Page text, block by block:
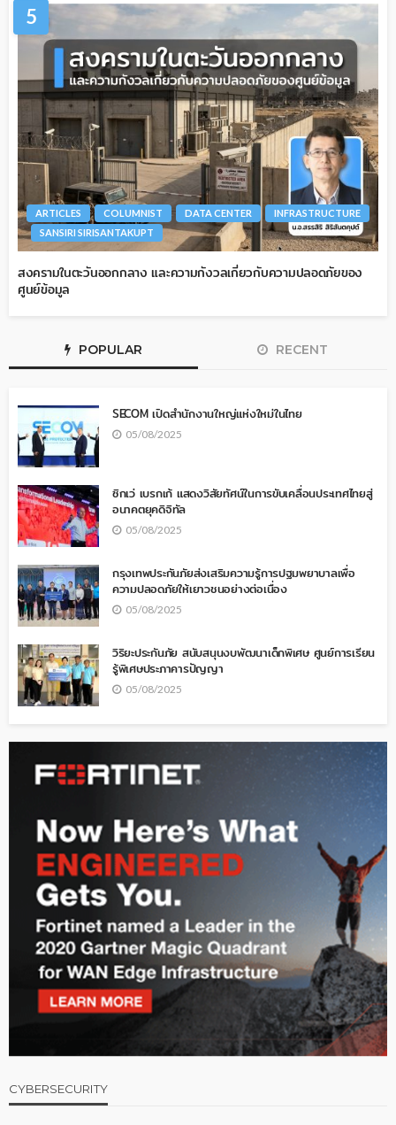
5
ARTICLES COLUMNIST DATA CENTER
INFRASTRUCTURE
SANSIRI SIRISANTAKUPT
สงครามในตะวันออกกลาง และความกังวลเกี่ยวกับความปลอดภัยของ
ศูนย์ข้อมูล
POPULAR RECENT
SECOM เปิดสำนักงานใหญ่แห่งใหม่ในไทย
05/08/2025
ซิกเว่ เบรกเก้ แสดงวิสัยทัศน์ในการขับเคลื่อนประเทศไทยสู่
อนาคตยุคดิจิทัล
05/08/2025
กรุงเทพประกันภัยส่งเสริมความรู้การปฐมพยาบาลเพื่อ
ความปลอดภัยให้เยาวชนอย่างต่อเนื่อง
05/08/2025
วิริยะประกันภัย สนับสนุนงบพัฒนาเด็กพิเศษ ศูนย์การเรียน
รู้พิเศษประภาคารปัญญา
05/08/2025
CYBERSECURITY